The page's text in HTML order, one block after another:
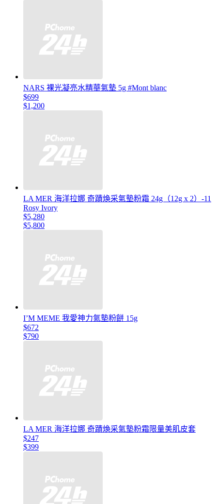
NARS 裸光凝亮水精華氣墊 5g #Mont blanc
$699
$1,200
LA MER 海洋拉娜 奇蹟煥采氣墊粉霜 24g（12g x 2）-11
Rosy Ivory
$5,280
$5,800
I’M MEME 我愛神力氣墊粉餅 15g
$672
$790
LA MER 海洋拉娜 奇蹟煥采氣墊粉霜限量美肌皮套
$247
$399